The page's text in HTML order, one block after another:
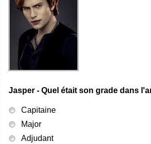
Alice - Où Jasper et elle se sont-ils
Il l'a trouvé quasi morte dans un
Question 15